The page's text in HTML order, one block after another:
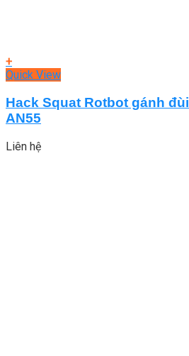
+
Quick View
Hack Squat Rotbot gánh
AN55
Liên hệ